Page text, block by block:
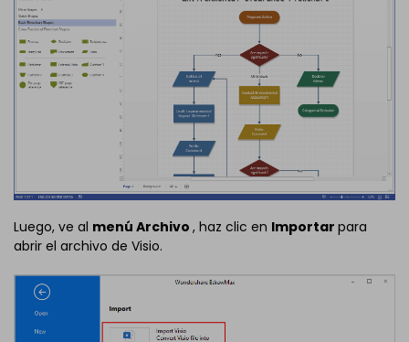
Luego, ve al menú Archivo , haz clic en Importar para
abrir el archivo de Visio.